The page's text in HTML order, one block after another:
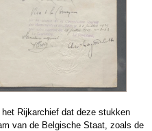
Rijkarchief dat deze stukken
van de Belgische Staat, zoals de